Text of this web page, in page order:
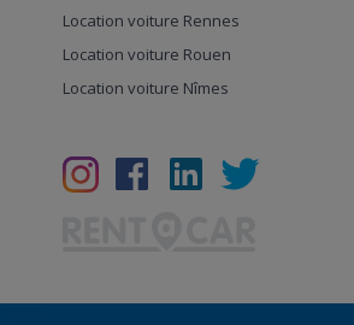
Location voiture Rennes
Location voiture Rouen
Location voiture Nîmes